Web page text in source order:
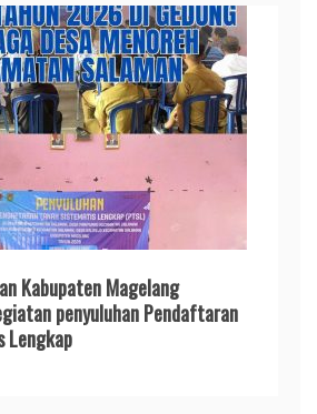
Kabupaten Magelang
penyuluhan Pendaftaran
Lengkap